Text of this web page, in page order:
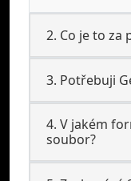
2. Co je to za
3. Potřebuji
4. V jakém
soubor?